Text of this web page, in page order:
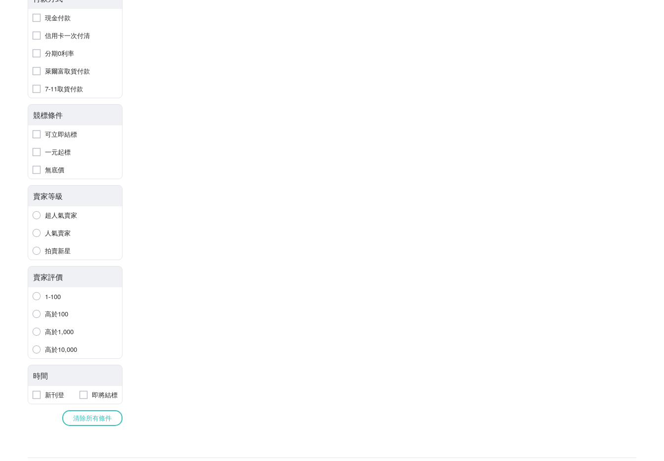
現金付款
信用卡一次付清
分期0利率
萊爾富取貨付款
7-11取貨付款
競標條件
可立即結標
一元起標
無底價
賣家等級
超人氣賣家
人氣賣家
拍賣新星
賣家評價
1-100
高於100
高於1,000
高於10,000
時間
新刊登 即將結標
清除所有條件